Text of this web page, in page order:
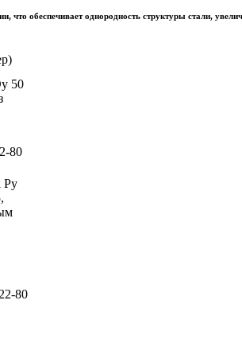
обеспечивает однородность структуры стали,
50
80
Рy
80